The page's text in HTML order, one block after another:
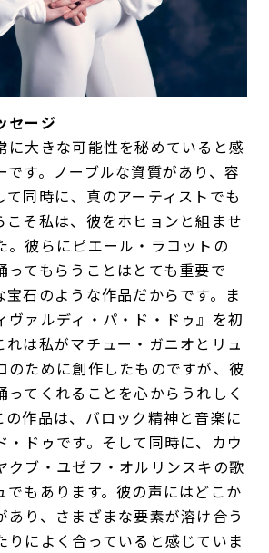
セージ
に大きな可能性を秘めていると感
です。ノーブルな資質があり、容
て同時に、真のアーティストでも
こそ私は、彼をホヒョンと組ませ
。彼らにピエール・ラコットの
ってもらうことはとても重要で
宝石のような作品だからです。ま
ヴァルディ・パ・ド・ドゥ』を初
れは私がマチュー・ガニオとリュ
のために創作したものですが、彼
ってくれることを心からうれしく
の作品は、バロック精神と音楽に
・ドゥです。そして同時に、カウ
クブ・ユゼフ・オルリンスキの歌
でもあります。彼の声にはどこか
あり、さまざまな要素が溶け合う
りによく合っていると感じていま